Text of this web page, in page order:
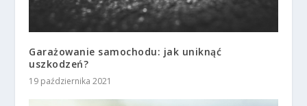
Garażowanie samochodu: jak uniknąć
uszkodzeń?
19 października 2021